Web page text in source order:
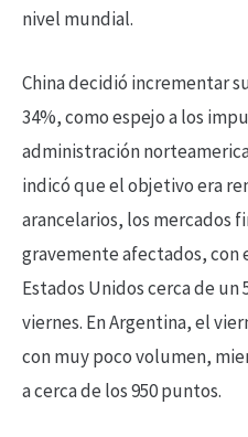
nivel mundial.
China decidió incrementar
34%, como espejo a los
administración
indicó que el objetivo era
arancelarios, los mercados
gravemente afectados, con
Estados Unidos cerca de
viernes. En Argentina, el
con muy poco volumen,
a cerca de los 950 puntos.